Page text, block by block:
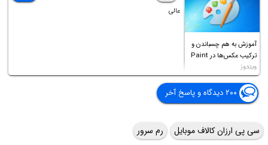
آموزش به هم چسباندن و
ترکیب عکس‌ها در Paint
ویندوز
عالی
۲۰۰ دیدگاه و پاسخ آخر
سی پی ارزان کالاف موبایل رم سرور